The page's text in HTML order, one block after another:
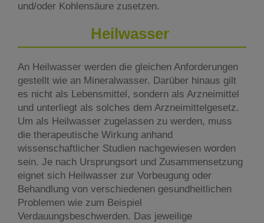
und/oder Kohlensäure zusetzen.
Heilwasser
An Heilwasser werden die gleichen Anforderungen
gestellt wie an Mineralwasser. Darüber hinaus gilt
es nicht als Lebensmittel, sondern als Arzneimittel
und unterliegt als solches dem Arzneimittelgesetz.
Um als Heilwasser zugelassen zu werden, muss
die therapeutische Wirkung anhand
wissenschaftlicher Studien nachgewiesen worden
sein. Je nach Ursprungsort und Zusammensetzung
eignet sich Heilwasser zur Vorbeugung oder
Behandlung von verschiedenen gesundheitlichen
Problemen wie zum Beispiel
Verdauungsbeschwerden. Das jeweilige